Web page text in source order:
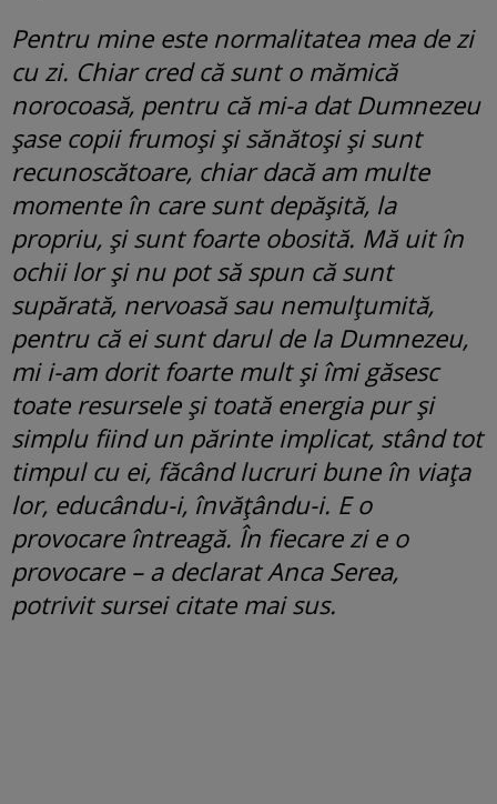
Pentru mine este normalitatea mea de zi
cu zi. Chiar cred că sunt o mămică
norocoasă, pentru că mi-a dat Dumnezeu
șase copii frumoși și sănătoși și sunt
recunoscătoare, chiar dacă am multe
momente în care sunt depășită, la
propriu, și sunt foarte obosită. Mă uit în
ochii lor și nu pot să spun că sunt
supărată, nervoasă sau nemulțumită,
pentru că ei sunt darul de la Dumnezeu,
mi i-am dorit foarte mult și îmi găsesc
toate resursele și toată energia pur și
simplu fiind un părinte implicat, stând tot
timpul cu ei, făcând lucruri bune în viața
lor, educându-i, învățându-i. E o
provocare întreagă. În fiecare zi e o
provocare – a declarat Anca Serea,
potrivit sursei citate mai sus.